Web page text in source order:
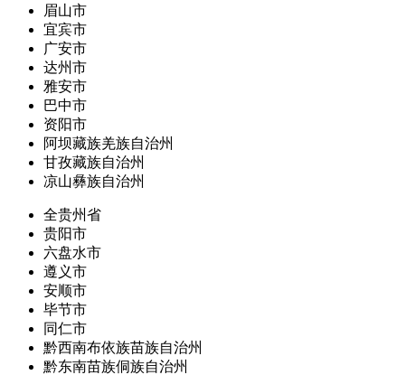
眉山市
宜宾市
广安市
达州市
雅安市
巴中市
资阳市
阿坝藏族羌族自治州
甘孜藏族自治州
凉山彝族自治州
全贵州省
贵阳市
六盘水市
遵义市
安顺市
毕节市
同仁市
黔西南布依族苗族自治州
黔东南苗族侗族自治州